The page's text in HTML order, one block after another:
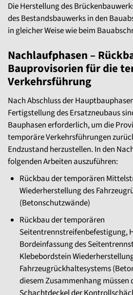
Die Herstellung des
des Bestandsbauwerks in den
in gleicher Weise wie beim
Nachlaufphasen –
Bauprovisorien für die
Verkehrsführung
Nach Abschluss der
Fertigstellung des Ersatzneubaus
Bauphasen erforderlich, um die
temporäre Verkehrsführungen
Endzustand herzustellen. In den
folgenden Arbeiten auszuführen:
Rückbau der temporären
Wiederherstellung des
(Betonschutzwände)
Rückbau der temporären
Seitentrennstreifenbefestigung,
Bordeinfassung des
Klebebordstein
Fahrzeugrückhaltesystems
diesem Zusammenhang